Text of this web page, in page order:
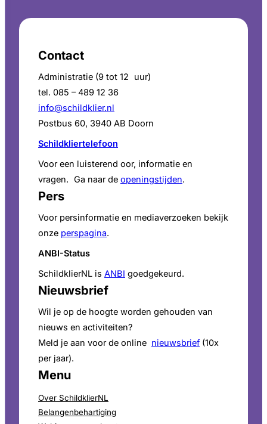
Contact
Administratie (9 tot 12 uur)
tel. 085 – 489 12 36
info@schildklier.nl
Postbus 60, 3940 AB Doorn
Schildkliertelefoon
Voor een luisterend oor, informatie en
vragen. Ga naar de openingstijden.
Pers
Voor persinformatie en mediaverzoeken bekijk
onze perspagina.
ANBI-Status
SchildklierNL is ANBI goedgekeurd.
Nieuwsbrief
Wil je op de hoogte worden gehouden van
nieuws en activiteiten?
Meld je aan voor de online nieuwsbrief (10x
per jaar).
Menu
Over SchildklierNL
Belangenbehartiging